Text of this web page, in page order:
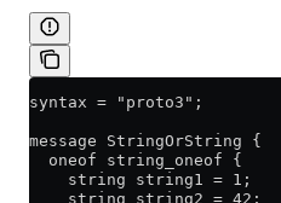
syntax = "proto3";
message StringOrString {
  oneof string_oneof {
    string string1 = 1;
    string string2 = 42;